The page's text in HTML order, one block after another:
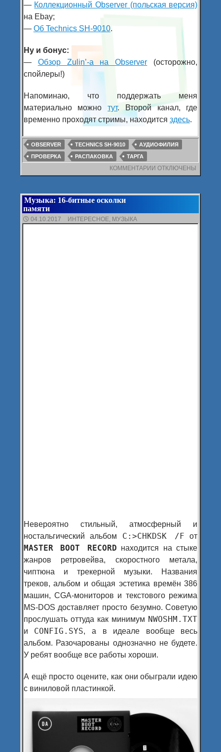
— Коллекционный Observer (польская версия)
на Ebay;
— Об Technics SH-9010.
Ну и бонус:
— Обзор Zulin’-а на Observer (осторожно,
спойлеры!)
Напоминаю, что поддержать меня
материально можнотут. Второй канал, где
временно проходят стримы, находится здесь.
OBSERVER TECHNICS SH-9010
АУДИОФИЛИЯ
ПРОВЕРКА
РАСПАКОВКА ТАРГА
КОММЕНТАРИИ К
ЗАПИСИ
RGB-
ETC.
ОТКЛЮЧЕНЫ
Музыка: 16-битные осколки
памяти
04.10.2017 ИНТЕРЕСНОЕ, МУЗЫКА
Невероятно стильный, атмосферный и
ностальгический альбом C:>CHKDSK /F от
MASTER BOOT RECORD находится на стыке
жанров ретровейва, скоростного метала,
чиптюна и трекерной музыки. Названия
треков, альбом и общая эстетика времён 386
машин, CGA-мониторов и текстового режима
MS-DOS доставляет просто безумно. Советую
прослушать оттуда как минимум NWOSHM.TXT
и CONFIG.SYS, а в идеале вообще весь
альбом. Разочарованы однозначно не будете.
У ребят вообще все работы хороши.
А ещё просто оцените, как они обыграли идею
с виниловой пластинкой.